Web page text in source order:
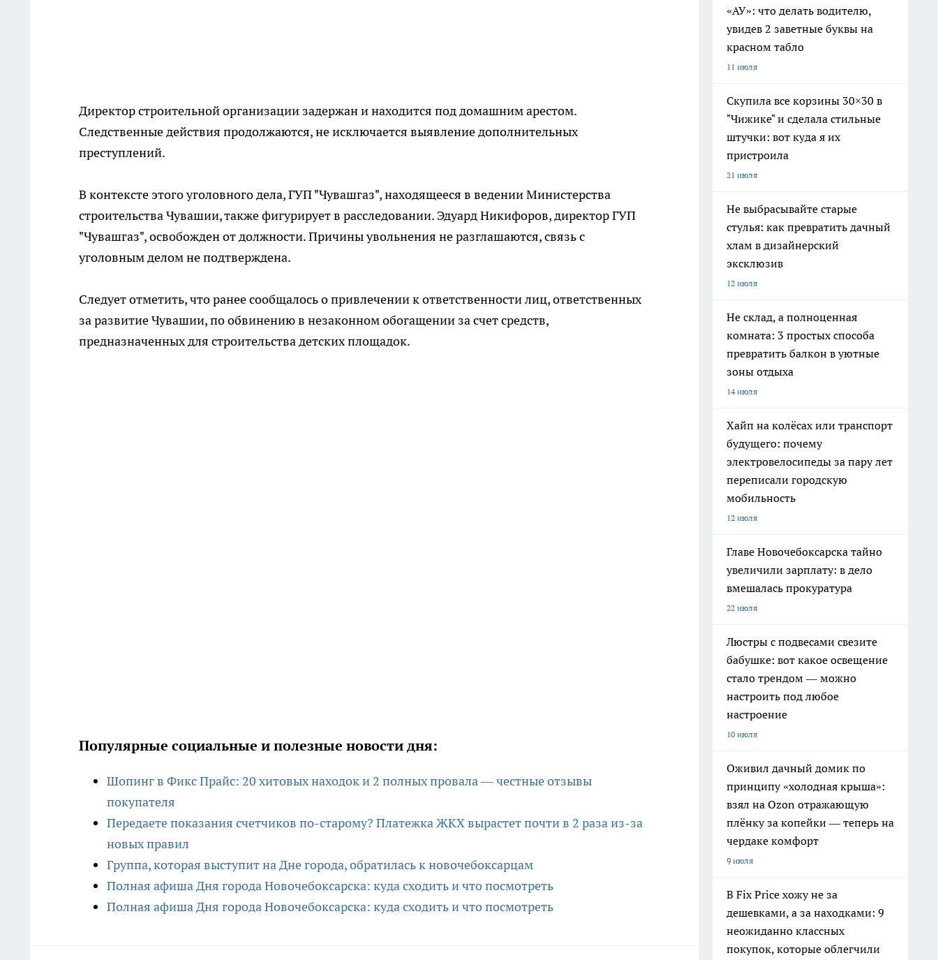
Директор строительной организации задержан и находится под домашним арестом.
Следственные действия продолжаются, не исключается выявление дополнительных
преступлений.
В контексте этого уголовного дела, ГУП "Чувашгаз", находящееся в ведении Министерства
строительства Чувашии, также фигурирует в расследовании. Эдуард Никифоров, директор ГУП
"Чувашгаз", освобожден от должности. Причины увольнения не разглашаются, связь с
уголовным делом не подтверждена.
Следует отметить, что ранее сообщалось о привлечении к ответственности лиц, ответственных
за развитие Чувашии, по обвинению в незаконном обогащении за счет средств,
предназначенных для строительства детских площадок.
Популярные социальные и полезные новости дня:
Шопинг в Фикс Прайс: 20 хитовых находок и 2 полных провала — честные отзывы
покупателя
Передаете показания счетчиков по-старому? Платежка ЖКХ вырастет почти в 2 раза из-за
новых правил
Группа, которая выступит на Дне города, обратилась к новочебоксарцам
Полная афиша Дня города Новочебоксарска: куда сходить и что посмотреть
Полная афиша Дня города Новочебоксарска: куда сходить и что посмотреть
«АУ»: что делать водителю,
увидев 2 заветные буквы на
красном табло
11 июля
Скупила все корзины 30×30 в
"Чижике" и сделала стильные
штучки: вот куда я их
пристроила
21 июля
Не выбрасывайте старые
стулья: как превратить дачный
хлам в дизайнерский
эксклюзив
12 июля
Не склад, а полноценная
комната: 3 простых способа
превратить балкон в уютные
зоны отдыха
14 июля
Хайп на колёсах или транспорт
будущего: почему
электровелосипеды за пару лет
переписали городскую
мобильность
12 июля
Главе Новочебоксарска тайно
увеличили зарплату: в дело
вмешалась прокуратура
22 июля
Люстры с подвесами свезите
бабушке: вот какое освещение
стало трендом — можно
настроить под любое
настроение
10 июля
Оживил дачный домик по
принципу «холодная крыша»:
взял на Ozon отражающую
плёнку за копейки — теперь на
чердаке комфорт
9 июля
В Fix Price хожу не за
дешевками, а за находками: 9
неожиданно классных
покупок, которые облегчили